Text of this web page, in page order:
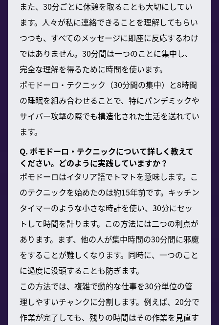
また、30分ごとに休憩を取ることも大切にしてい
ます。人々が私に連絡できることを理解してもらい
つつも、すべてのメッセージに即座に反応するわけ
ではありません。30分間は一つのことに集中し、
完全な理解を得るために時間を使います。
ポモドーロ・テクニック（30分間の集中）と8時間
の睡眠を組み合わせることで、特にパンデミックや
サイバー攻撃の際でも構造化された生活を送れてい
ます。
Q. ポモドーロ・テクニックについて詳しく教えて
ください。どのように実践していますか？
ポモドーロはイタリア語でトマトを意味します。こ
のテクニックを始めたのは約15年前です。キッチン
タイマーのような小さな時計を使い、30分にセッ
トして時間を計ります。この方法には二つの利点が
あります。まず、他の人が集中時間の30分間に邪魔
をすることが難しくなります。同時に、一つのこと
に過度に没頭することも防ぎます。
この方法では、複雑で動的な仕事を30分単位の管
理しやすいチャンクに分割します。例えば、20分で
作業が完了しても、残りの時間はその作業を見直す